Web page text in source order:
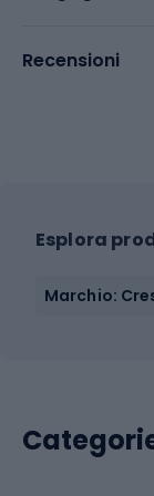
Recensioni
Esplora
Marchio: